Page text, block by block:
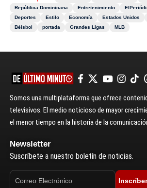
República Dominicana
Entretenimiento
Deportes
Estilo Economía Estados Unidos
Béisbol
portada Grandes Ligas MLB
Somos una multiplataforma que ofrece
televisivos. El medio noticioso de mayor
el menor tiempo en la historia de la
Newsletter
Suscríbete a nuestro boletín de noticias.